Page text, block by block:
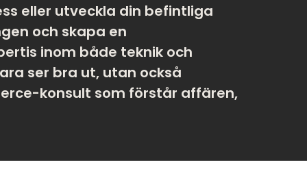
eller utveckla din befintliga
och skapa en
inom både teknik och
ser bra ut, utan också
konsult som förstår affären,